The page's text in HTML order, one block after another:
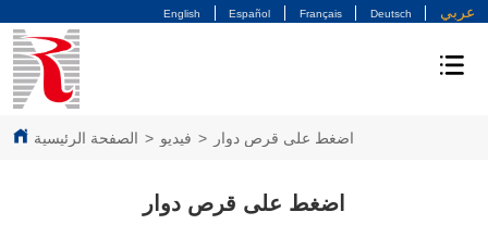
English Español Français Deutsch عربي
الصفحة الرئيسية > فيديو > اضغط على قرص دوار
اضغط على قرص دوار